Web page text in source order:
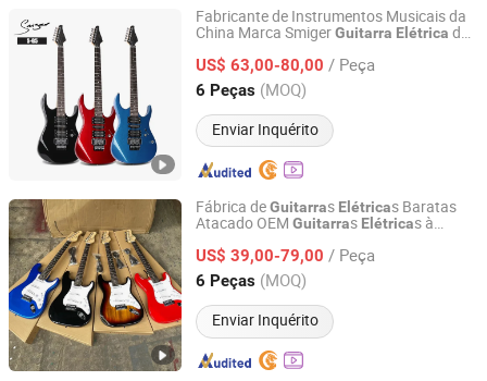
Fabricante de Instrumentos Musicais da
China Marca SmigerGuitarra Elétrica de
US$ 63,00-80,00 / Peça
6 Peças (MOQ)
Enviar Inquérito
Guangzhou Vines Musical Instruments Co., Ltd
Guangdong, China Desde 2020
Fábrica deGuitarras Elétricas Baratas
Atacado OEM Guitarras Elétricas à
US$ 39,00-79,00 / Peça
6 Peças (MOQ)
Enviar Inquérito
Guangzhou Vines Musical Instruments Co., Ltd
Guangdong, China Desde 2020